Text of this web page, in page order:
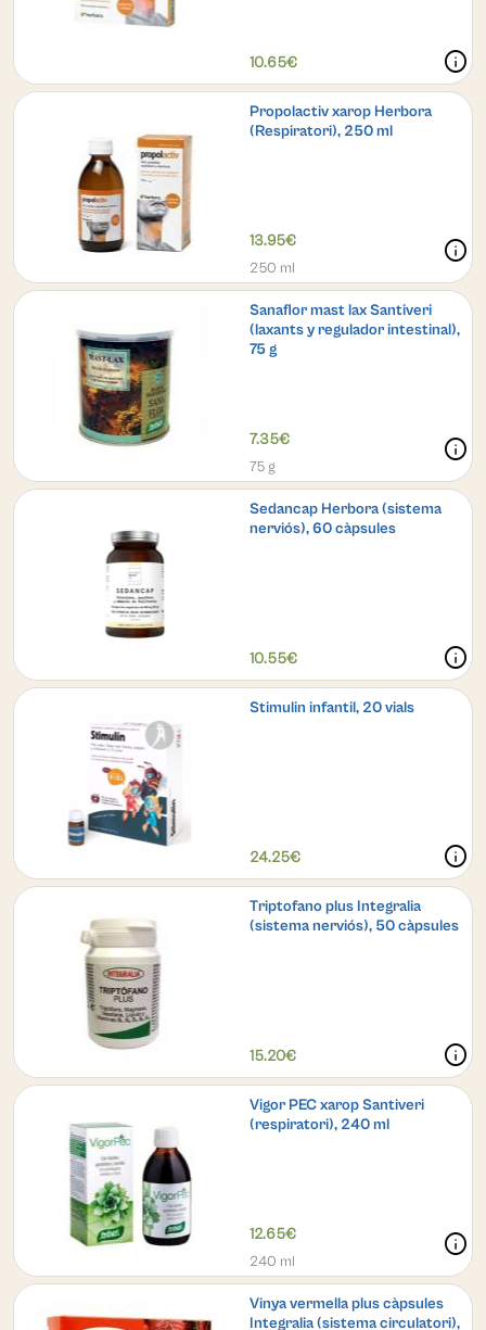
10.65€ info
Propolactiv xarop Herbora
(Respiratori), 250 ml
13.95€
250 ml
info
Sanaflor mast lax Santiveri
(laxants y regulador intestinal),
75 g
7.35€
75 g
info
Sedancap Herbora (sistema
nerviós), 60 càpsules
10.55€ info
Stimulin infantil, 20 vials
24.25€ info
Triptofano plus Integralia
(sistema nerviós), 50 càpsules
15.20€ info
Vigor PEC xarop Santiveri
(respiratori), 240 ml
12.65€
240 ml
info
Vinya vermella plus càpsules
Integralia (sistema circulatori),